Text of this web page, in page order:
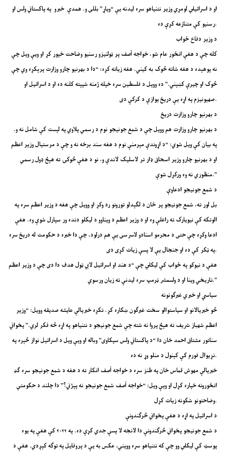
او د اسرائیلي لومړي وزیر نتنیاهو سره لیدنه یې “ویاړ” بللی و. همدې خبرو په پاکستاني ولس او
رسنیو کې متنازعه کړې ده.
د وزیر دفاع ځواب
کله چې د هغې انځور عام شو، خواجه آصف پر ټولنیزو رسنیو وضاحت خپور کړ او ویې ویل چې
نه پوهېده د هغه شاته څوک به کیني. هغه زیاته کړه: “دا د بهرنیو چارو وزارت پرېکړه وي چې
څوک او چیرې کښېني.” ده وویل د فلسطین سره خپله ژمنه شپېته کلنه ده او د اسرائیل او
صهیونیزم په اړه یې دریځ یوازې د کرکې دی.
د بهرنیو چارو وزارت دریځ
د بهرنیو چارو وزارت هم وویل چې د شمع جونیجو نوم د رسمي پلاوي په لېست کې شامل نه و.
په بیان کې ویل شوي: “د اړوندې مېرمنې نوم د هغه سند برخه نه و چې د مرستیال وزیر اعظم
او د بهرنیو چارو وزیر اسحاق ډار تر لاسلیک لاندې و، نو د هغې څوکۍ ته هېڅ ډول رسمي
منظوري نه وه ورکړل شوې.”
د شمع جونیجو ادعاوې
بل لور ته، شمع جونیجو پر ځان د لګېدلو تورونو رد وکړ او وویل چې هغه د وزیر اعظم سره په
الوتکه کې نیویارک ته راغلې وه او د وزیر اعظم د ویناوو د لیکلو دنده ور سپارل شوې وه. هغې
ادعا وکړه چې حتی د محرمو اسنادو لاسرسی یې هم درلود، چې دا خبره د حکومت له دریځ سره
په ټکر کې ده او جنجال یې لا پسې زیات کړی دی.
هغې د نیوکو په ځواب کې لیکلي چې “د هند او اسرائیل لابي ټول هدف دا دی چې د وزیر اعظم
تاریخي وینا او د ولسمشر ټرمپ سره لیدنې ته زیان ورسوي.”
سیاسي او خبري غبرګونونه
څو خبریالانو او سیاستوالو سخت غبرګون ښکاره کړ. تکړه خبریالې عایشه صدیقه وویل: “وزیر
اعظم شهباز شریف ته هېڅ پروا نه شته چې شمع جونیجو د نتنیاهو په اړه څه فکر لري.” پخواني
سناتور مشتاق احمد خان دا “د پاکستاني ولس سپکاوی” وباله او ویې ویل د اسرائیل نواز څېره په
نړیوال فورم کې کېنول د منلو وړ نه ده.
خبریالې مهوش قماس خان په طنز سره د خواجه آصف انکار ته د هغه د شمع جونیجو سره ګډ
انځورونه خپاره کړل او ویې ویل: “خواجه آصف شمع جونیجو نه پېژني؟” دا چلند د حکومتي
وضاحتونو شکونه زیات کړل.
د اسرائیل په اړه د هغې پخواني څرګندونې
د شمع جونیجو پخواني څرګندونې دا لانجه لا پسې جدي کړې ده. په ۲۰۲۲ کې هغې په یوه
پوسټ کې لیکلي وو چې که نتنیاهو سره وویني، عکس به یې د پروفایل په توګه کېږدي. هغې د